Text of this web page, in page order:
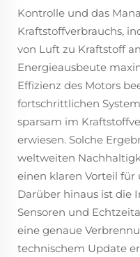
Kontrolle und das
Kraftstoffverbrauchs,
von Luft zu Kraftstoff
Energieausbeute
Effizienz des Motors
fortschrittlichen
sparsam im
erwiesen. Solche
weltweiten
einen klaren Vorteil
Darüber hinaus ist die
Sensoren und
eine genaue
technischem Update